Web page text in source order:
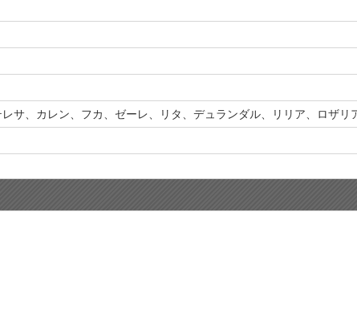
サ、カレン、フカ、ゼーレ、リタ、デュランダル、リリア、ロザリ